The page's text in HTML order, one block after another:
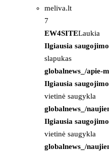
meliva.lt
7
EW4SITELaukia
Ilgiausia
slapukas
globalnews_/apie-
Ilgiausia
vietinė saugykla
globalnews_/
Ilgiausia
vietinė saugykla
globalnews_/